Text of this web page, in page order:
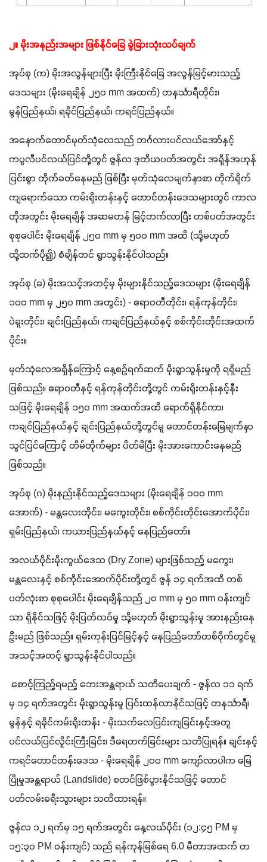
၂။ မိုးအနည်းအများ ဖြစ်နိုင်ခြေ ခွဲခြားသုံးသပ်ချက်
အုပ်စု (က) မိုးအလွန်များပြီး မိုးကြီးနိုင်ခြေ အလွန်မြင့်မားသည့်
ဒေသများ (မိုးရေချိန် ၂၅၀ mm အထက်) တနင်္သာရီတိုင်း၊
မွန်ပြည်နယ်၊ ရခိုင်ပြည်နယ်၊ ကရင်ပြည်နယ်။
အနောက်တောင်မုတ်သုံလေသည် ဘင်္ဂလားပင်လယ်အော်နှင့်
ကပ္ပလီပင်လယ်ပြင်တို့တွင် ဇွန်လ ဒုတိယပတ်အတွင်း အရှိန်အဟုန်
ပြင်းစွာ တိုက်ခတ်နေမည် ဖြစ်ပြီး မုတ်သုံလေမျက်နှာစာ တိုက်ရိုက်
ကျရောက်သော ကမ်းရိုးတန်းနှင့် တောင်တန်းဒေသများတွင် ကာလ
တိုအတွင်း မိုးရေချိန် အဆမတန် မြင့်တက်လာပြီး တစ်ပတ်အတွင်း
စုစုပေါင်း မိုးရေချိန် ၂၅၀ mm မှ ၅၀၀ mm အထိ (သို့မဟုတ်
ထို့ထက်ပို၍) စံချိန်တင် ရွာသွန်းနိုင်ပါသည်။
အုပ်စု (ခ) မိုးအသင့်အတင့်မှ မိုးများနိုင်သည့်ဒေသများ (မိုးရေချိန်
၁၀၀ mm မှ ၂၅၀ mm အတွင်း) - ဧရာဝတီတိုင်း၊ ရန်ကုန်တိုင်း၊
ပဲခူးတိုင်း၊ ချင်းပြည်နယ်၊ ကချင်ပြည်နယ်နှင့် စစ်ကိုင်းတိုင်းအထက်
ပိုင်း။
မုတ်သုံလေအရှိန်ကြောင့် နေ့စဉ်ရက်ဆက် မိုးရွာသွန်းမှုကို ရရှိမည်
ဖြစ်သည်။ ဧရာဝတီနှင့် ရန်ကုန်တိုင်းတို့တွင် ကမ်းရိုးတန်းနှင့်နီး
သဖြင့် မိုးရေချိန် ၁၅၀ mm အထက်အထိ ရောက်ရှိနိုင်ကာ၊
ကချင်ပြည်နယ်နှင့် ချင်းပြည်နယ်တို့တွင်မူ တောင်တန်းမြေမျက်နှာ
သွင်ပြင်ကြောင့် တိမ်တိုက်များ ပိတ်မိပြီး မိုးအားကောင်းနေမည်
ဖြစ်သည်။
အုပ်စု (ဂ) မိုးနည်းနိုင်သည့်ဒေသများ (မိုးရေချိန် ၁၀၀ mm
အောက်) - မန္တလေးတိုင်း၊ မကွေးတိုင်း၊ စစ်ကိုင်းတိုင်းအောက်ပိုင်း၊
ရှမ်းပြည်နယ်၊ ကယားပြည်နယ်နှင့် နေပြည်တော်။
အလယ်ပိုင်းမိုးကွယ်ဒေသ (Dry Zone) များဖြစ်သည့် မကွေး၊
မန္တလေးနှင့် စစ်ကိုင်းအောက်ပိုင်းတို့တွင် ဇွန် ၁၄ ရက်အထိ တစ်
ပတ်လုံးစာ စုစုပေါင်း မိုးရေချိန်သည် ၂၀ mm မှ ၅၀ mm ဝန်းကျင်
သာ ရှိနိုင်သဖြင့် မိုးပြတ်လပ်မှု သို့မဟုတ် မိုးရွာသွန်းမှု အားနည်းနေ
ဦးမည် ဖြစ်သည်။ ရှမ်းကုန်းပြင်မြင့်နှင့် နေပြည်တော်တစ်ဝိုက်တွင်မူ
အသင့်အတင့် ရွာသွန်းနိုင်ပါသည်။
စောင့်ကြည့်ရမည့် ဘေးအန္တရာယ် သတိပေးချက် - ဇွန်လ ၁၁ ရက်
မှ ၁၄ ရက်အတွင်း မိုးရွာသွန်းမှု ပြင်းထန်လာနိုင်သဖြင့် တနင်္သာရီ၊
မွန်နှင့် ရခိုင်ကမ်းရိုးတန်း - မိုးသက်လေပြင်းကျခြင်းနှင့်အတူ
ပင်လယ်ပြင်လှိုင်းကြီးခြင်း၊ ဒီရေတက်ခြင်းများ သတိပြုရန်။ ချင်းနှင့်
ကရင်တောင်တန်းဒေသ - မိုးရေချိန် ၂၀၀ mm ကျော်လာပါက မြေ
ပြိုမှုအန္တရာယ် (Landslide) စတင်ဖြစ်ပွားနိုင်သဖြင့် တောင်
ပတ်လမ်းခရီးသွားများ သတိထားရန်။
ဇွန်လ ၁၂ ရက်မှ ၁၅ ရက်အတွင်း နေ့လယ်ပိုင်း (၁၂:၄၅ PM မှ
၁၅:၃၀ PM ဝန်းကျင်) သည် ရန်ကုန်မြစ်ရေ 6.0 မီတာအထက် တ